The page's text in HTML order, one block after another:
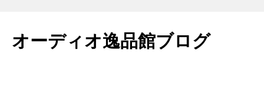
テ
ン
オーディオ逸品館ブログ